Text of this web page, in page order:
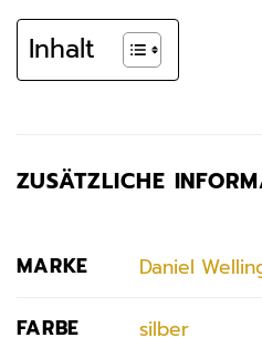
Inhalt
ZUSÄTZLICHE
MARKE Daniel
FARBE silber